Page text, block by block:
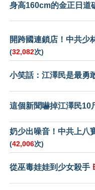
身高160cm的金正日道
開跨國連鎖店！中共少
(32,082次)
小笑話：江澤民是最勇
這個新聞嚇掉江澤民10
奶少出噪音！中共上八
(42,006次)
從巫毒娃娃到少女殺手